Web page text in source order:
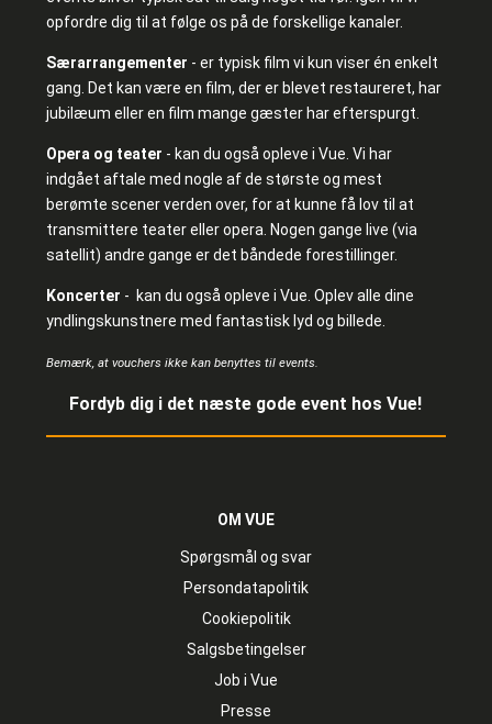
opfordre dig til at følge os på de forskellige kanaler.
Særarrangementer - er typisk film vi kun viser én enkelt
gang. Det kan være en film, der er blevet restaureret, har
jubilæum eller en film mange gæster har efterspurgt.
Opera og teater - kan du også opleve i Vue. Vi har
indgået aftale med nogle af de største og mest
berømte scener verden over, for at kunne få lov til at
transmittere teater eller opera. Nogen gange live (via
satellit) andre gange er det båndede forestillinger.
Koncerter - kan du også opleve i Vue. Oplev alle dine
yndlingskunstnere med fantastisk lyd og billede.
Bemærk, at vouchers ikke kan benyttes til events.
Fordyb dig i det næste gode event hos Vue!
OM VUE
Spørgsmål og svar
Persondatapolitik
Cookiepolitik
Salgsbetingelser
Job i Vue
Presse